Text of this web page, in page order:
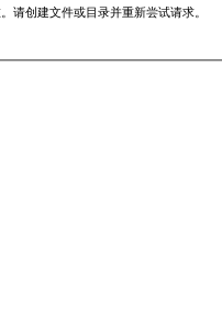
请创建文件或目录并重新尝试请求。